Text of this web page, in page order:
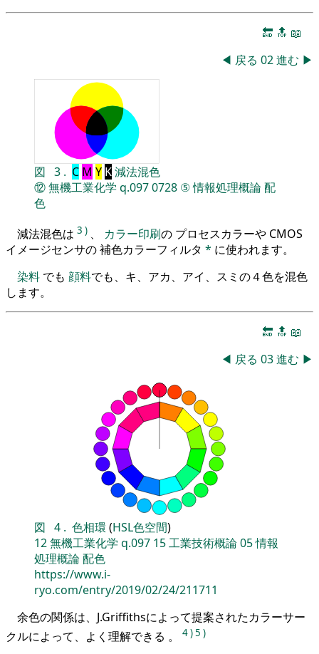
🔚 🔝 📖
◀ 戻る 02進む ▶
図 3 . C M Y K減法混色
⑫無機工業化学 q.0970728 ⑤情報処理概論配
色
減法混色は 3 ) 、 カラー印刷の プロセスカラーや CMOS
イメージセンサの 補色カラーフィルタ * に使われます。
染料 でも 顔料でも、キ、アカ、アイ、スミの４色を混色
します。
🔚 🔝 📖
◀ 戻る 03進む ▶
図 4 . 色相環 (HSL色空間)
12無機工業化学 q.097 15工業技術概論05情報
処理概論配色
https://www.i-
ryo.com/entry/2019/02/24/211711
余色の関係は、J.Griffithsによって提案されたカラーサー
クルによって、よく理解できる 。
4)5 )